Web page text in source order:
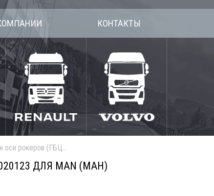
КОНТАКТЫ
оси рокеров (ГБЦ) 4 клапана б/у
ДЛЯ MAN (МАН)